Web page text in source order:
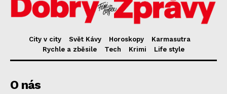
City v city Svět Kávy Horoskopy
Karmasutra
Rychle a zběsile
Tech Krimi Life style
O nás